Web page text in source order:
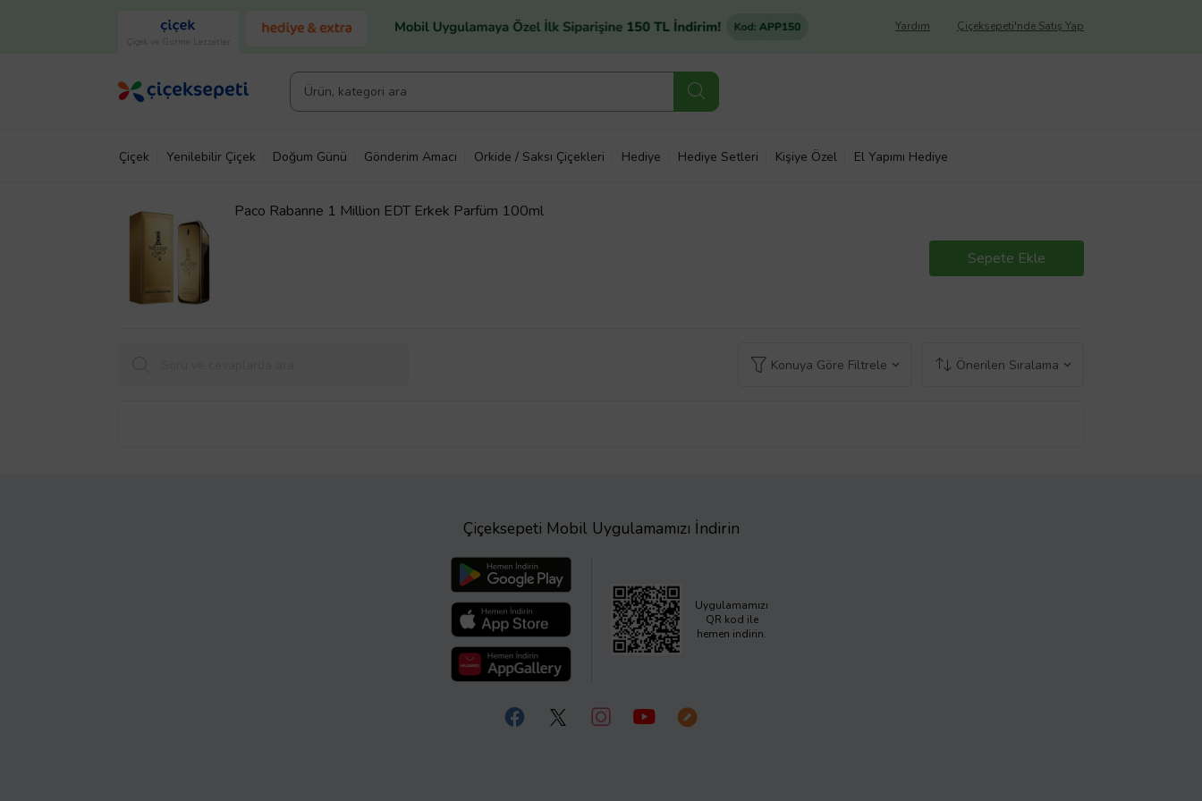
Çiçek ve Gurme Lezzetler
Çiçeksepeti'nde Satış Yap
Yardım
Çiçek Yenilebilir Çiçek Doğum Günü Gönderim Amacı Orkide / Saksı Çiçekleri Hediye Hediye Setleri Kişiye Özel El Yapımı Hediye
Paco Rabanne 1 Million EDT Erkek Parfüm 100ml
Sepete Ekle
Konuya Göre Filtrele Önerilen Sıralama
Çiçeksepeti Mobil Uygulamamızı İndirin
Uygulamamızı
QR kod ile
hemen indirin.